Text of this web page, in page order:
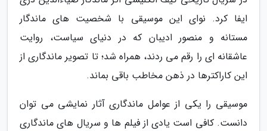
ایفا کرد. نوای این موسیقی با شخصیت های ماندگار
مستانه و منصور ادیبان که در دنیای سیاست، روایت
عاشقانه ای را رقم می ردند، همراه شد؛ تا تصویر ماندگاری از
این کاراکترها در ذهن مخاطب باقی بماند.
موسیقی را یکی از عوامل ماندگاری آثار نمایشی می توان
دانست. کافی است یادی از فیلم ها و سریال های ماندگاری